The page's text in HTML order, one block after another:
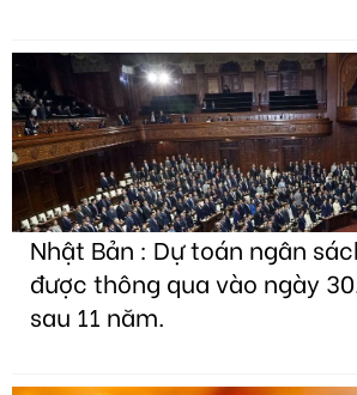
Nhật Bản : Dự toán ngân
được thông qua vào ngày
sau 11 năm.